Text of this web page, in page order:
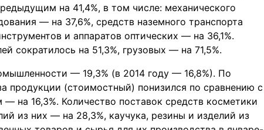
на 41,4%, в том числе: механического
— на 37,6%, средств наземного транспорта
и аппаратов оптических — на 36,1%.
сократилось на 51,3%, грузовых — на 71,5%.
— 19,3% (в 2014 году — 16,8%). По
продукции (стоимостный) понизился по сравнению с
на 16,3%. Количество поставок средств косметики
из них — на 28,3%, каучука, резины и изделий из